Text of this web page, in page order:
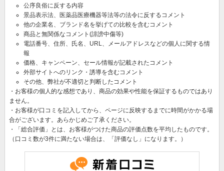
公序良俗に反する内容
景品表示法、医薬品医療機器等法等の法令に反するコメント
他の企業名、ブランド名を挙げての比較を含むコメント
商品と無関係なコメント(誹謗中傷等)
電話番号、住所、氏名、URL、メールアドレスなどの個人に関する情
報
価格、キャンペーン、セール情報が記載されたコメント
外部サイトへのリンク・誘導を含むコメント
その他、弊社が不適切と判断したコメント
・お客様の個人的な感想であり、商品の効果や性能を保証するものではあり
ません。
・お客様が口コミを記入してから、ページに反映するまでに時間がかかる場
合がございます。あらかじめご了承ください。
・「総合評価」とは、お客様がつけた商品の評価点数を平均したものです。
（口コミ数が3件に満たない場合は、「評価なし」になります。）